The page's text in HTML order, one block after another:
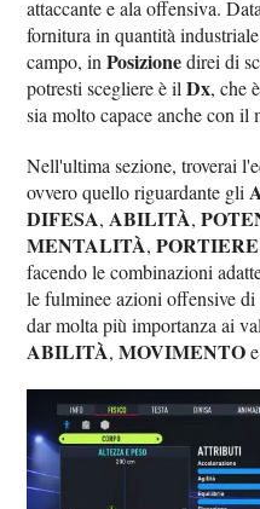
attaccante e ala offensiva.
fornitura in quantità
campo, inPosizionedirei di
potresti scegliere è ilDx, che
sia molto capace anche con il
Nell'ultima sezione, troverai
ovvero quello riguardante gli
DIFESA, ABILITÀ,
MENTALITÀ,PORTIERE
facendo le combinazioni
le fulminee azioni offensive
dar molta più importanza ai
ABILITÀ,MOVIMENTO